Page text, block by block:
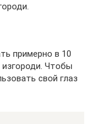
примерно в 10
Чтобы
свой глаз